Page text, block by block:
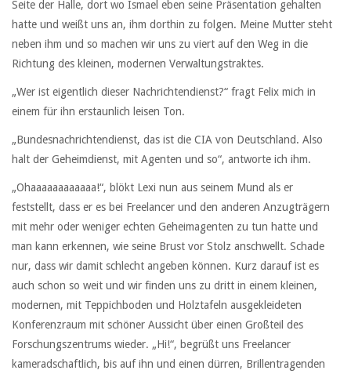
Seite der Halle, dort wo Ismael eben seine Präsentation gehalten
hatte und weißt uns an, ihm dorthin zu folgen. Meine Mutter steht
neben ihm und so machen wir uns zu viert auf den Weg in die
Richtung des kleinen, modernen Verwaltungstraktes.
„Wer ist eigentlich dieser Nachrichtendienst?“ fragt Felix mich in
einem für ihn erstaunlich leisen Ton.
„Bundesnachrichtendienst, das ist die CIA von Deutschland. Also
halt der Geheimdienst, mit Agenten und so“, antworte ich ihm.
„Ohaaaaaaaaaaaa!“, blökt Lexi nun aus seinem Mund als er
feststellt, dass er es bei Freelancer und den anderen Anzugträgern
mit mehr oder weniger echten Geheimagenten zu tun hatte und
man kann erkennen, wie seine Brust vor Stolz anschwellt. Schade
nur, dass wir damit schlecht angeben können. Kurz darauf ist es
auch schon so weit und wir finden uns zu dritt in einem kleinen,
modernen, mit Teppichboden und Holztafeln ausgekleideten
Konferenzraum mit schöner Aussicht über einen Großteil des
Forschungszentrums wieder. „Hi!“, begrüßt uns Freelancer
kameradschaftlich, bis auf ihn und einen dürren, Brillentragenden